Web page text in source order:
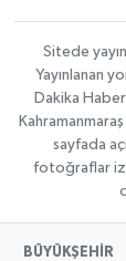
Sitede
Yayınlanan
Dakika
sayfada
fotoğraflar
BÜYÜKŞEHİR